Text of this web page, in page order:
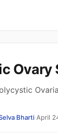
Ovary
Bharti·April